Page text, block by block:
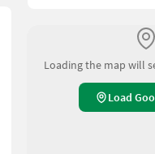
Loading the map will
Load